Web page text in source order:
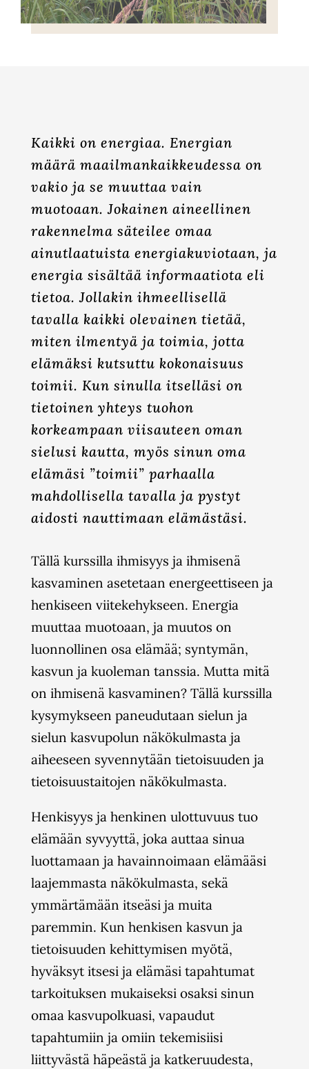
Kaikki on energiaa. Energian
määrä maailmankaikkeudessa on
vakio ja se muuttaa vain
muotoaan. Jokainen aineellinen
rakennelma säteilee omaa
ainutlaatuista energiakuviotaan, ja
energia sisältää informaatiota eli
tietoa. Jollakin ihmeellisellä
tavalla kaikki olevainen tietää,
miten ilmentyä ja toimia, jotta
elämäksi kutsuttu kokonaisuus
toimii. Kun sinulla itselläsi on
tietoinen yhteys tuohon
korkeampaan viisauteen oman
sielusi kautta, myös sinun oma
elämäsi ”toimii” parhaalla
mahdollisella tavalla ja pystyt
aidosti nauttimaan elämästäsi.
Tällä kurssilla ihmisyys ja ihmisenä
kasvaminen asetetaan energeettiseen ja
henkiseen viitekehykseen. Energia
muuttaa muotoaan, ja muutos on
luonnollinen osa elämää; syntymän,
kasvun ja kuoleman tanssia. Mutta mitä
on ihmisenä kasvaminen? Tällä kurssilla
kysymykseen paneudutaan sielun ja
sielun kasvupolun näkökulmasta ja
aiheeseen syvennytään tietoisuuden ja
tietoisuustaitojen näkökulmasta.
Henkisyys ja henkinen ulottuvuus tuo
elämään syvyyttä, joka auttaa sinua
luottamaan ja havainnoimaan elämääsi
laajemmasta näkökulmasta, sekä
ymmärtämään itseäsi ja muita
paremmin. Kun henkisen kasvun ja
tietoisuuden kehittymisen myötä,
hyväksyt itsesi ja elämäsi tapahtumat
tarkoituksen mukaiseksi osaksi sinun
omaa kasvupolkuasi, vapaudut
tapahtumiin ja omiin tekemisiisi
liittyvästä häpeästä ja katkeruudesta,